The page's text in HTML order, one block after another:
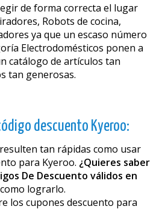
de forma correcta el lugar
Robots de cocina,
ya que un escaso número
Electrodomésticos ponen a
catálogo de artículos tan
tan generosas.
descuento Kyeroo:
tan rápidas como usar
para Kyeroo. ¿Quieres saber
De Descuento válidos en
lograrlo.
los cupones descuento para